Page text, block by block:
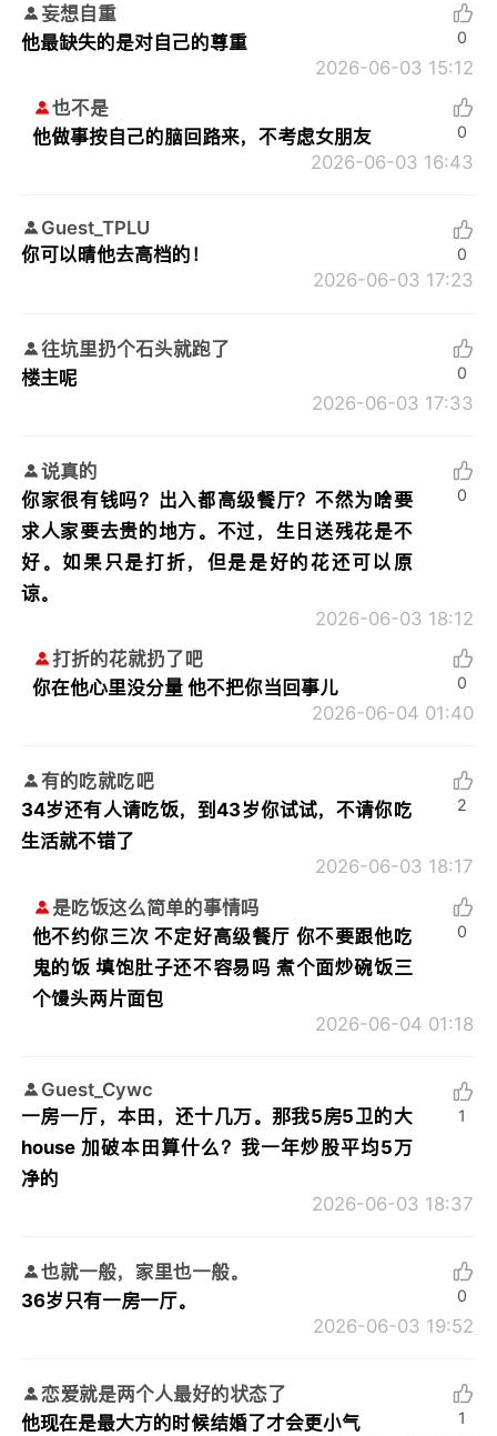
妄想自重
他最缺失的是对自己的尊重
2026-06-03 15:12
0
也不是
他做事按自己的脑回路来，不考虑女朋友
2026-06-03 16:43
0
Guest_TPLU
你可以晴他去高档的！
2026-06-03 17:23
0
往坑里扔个石头就跑了
楼主呢
2026-06-03 17:33
0
说真的
你家很有钱吗？出入都高级餐厅？不然为啥要
求人家要去贵的地方。不过，生日送残花是不
好。如果只是打折，但是是好的花还可以原
谅。
2026-06-03 18:12
0
打折的花就扔了吧
你在他心里没分量 他不把你当回事儿
2026-06-04 01:40
0
有的吃就吃吧
34岁还有人请吃饭，到43岁你试试，不请你吃
生活就不错了
2026-06-03 18:17
2
是吃饭这么简单的事情吗
他不约你三次 不定好高级餐厅 你不要跟他吃
鬼的饭 填饱肚子还不容易吗 煮个面炒碗饭三
个馒头两片面包
2026-06-04 01:18
0
Guest_Cywc
一房一厅，本田，还十几万。那我5房5卫的大
house 加破本田算什么？我一年炒股平均5万
净的
2026-06-03 18:37
1
也就一般，家里也一般。
36岁只有一房一厅。
2026-06-03 19:52
0
恋爱就是两个人最好的状态了
他现在是最大方的时候结婚了才会更小气
1